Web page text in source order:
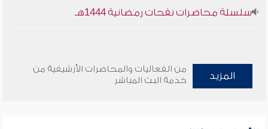
سلسلة محاضرات نفحات رمضانية 1444هـ
المزيد
من الفعاليات والمحاضرات الأرشيفية من
خدمة البث المباشر